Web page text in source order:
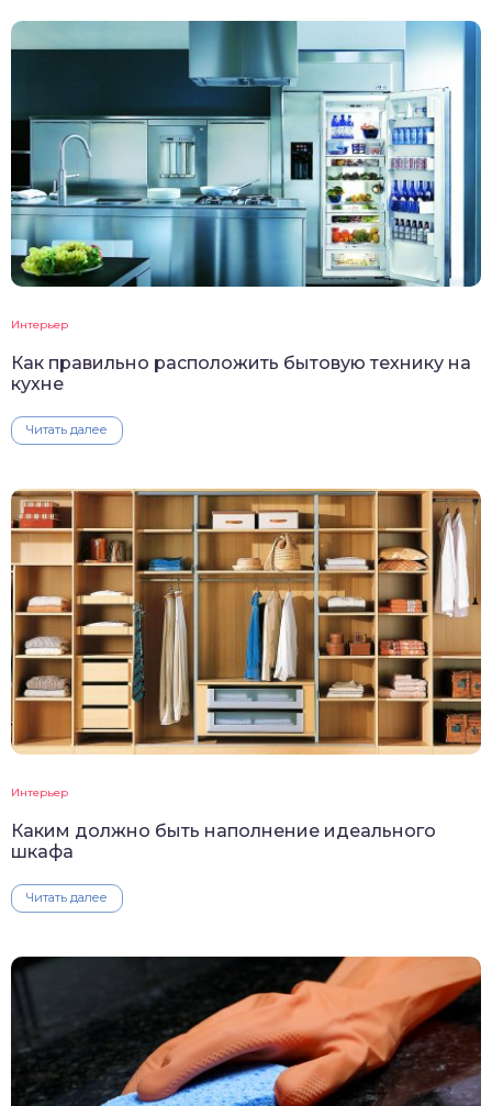
Интерьер
Как правильно расположить бытовую технику на
кухне
Читать далее
Интерьер
Каким должно быть наполнение идеального
шкафа
Читать далее